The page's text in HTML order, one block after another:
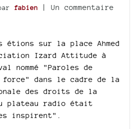
fabien
| Un commentaire
étions sur la place Ahmed
Izard Attitude à
nommé "Paroles de
force" dans le cadre de la
des droits de la
plateau radio était
inspirent".